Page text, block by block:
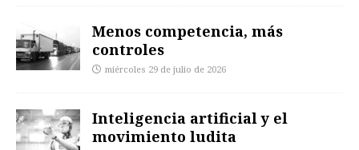
Menos competencia, más
controles
miércoles 29 de julio de 2026
Inteligencia artificial y el
movimiento ludita